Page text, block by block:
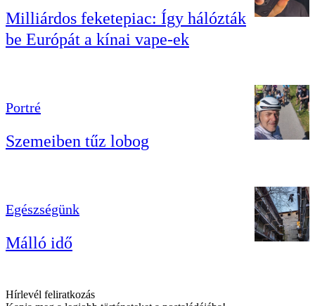
Milliárdos feketepiac: Így hálózták
be Európát a kínai vape-ek
Portré
Szemeiben tűz lobog
Egészségünk
Málló idő
Hírlevél feliratkozás